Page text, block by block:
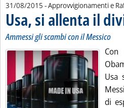
31/08/2015 - Approvvigionamenti e
Usa, si allenta il
Ammessi gli scambi con il Messico
Con
Usa
di